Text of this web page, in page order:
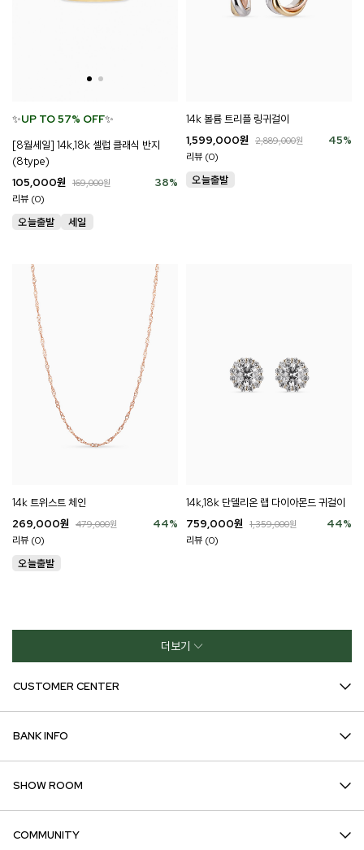
✨UP TO 57% OFF✨
[8월세일] 14k,18k 셀럽 클래식 반지
(8type)
38%
105,000원 169,000원
리뷰 (0)
14k 볼륨 트리플 링귀걸이
45%
1,599,000원 2,889,000원
리뷰 (0)
14k 트위스트 체인
44%
269,000원 479,000원
리뷰 (0)
14k,18k 단델리온 랩 다이아몬드 귀걸이
44%
759,000원 1,359,000원
리뷰 (0)
더보기
CUSTOMER CENTER
BANK INFO
SHOW ROOM
COMMUNITY